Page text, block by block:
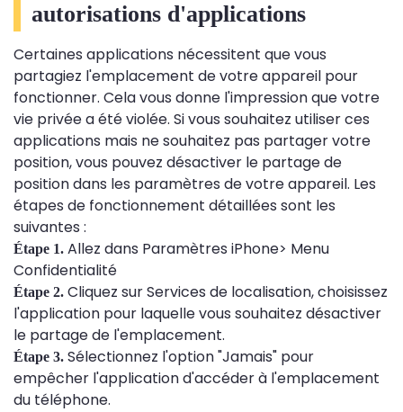
autorisations d'applications
Certaines applications nécessitent que vous
partagiez l'emplacement de votre appareil pour
fonctionner. Cela vous donne l'impression que votre
vie privée a été violée. Si vous souhaitez utiliser ces
applications mais ne souhaitez pas partager votre
position, vous pouvez désactiver le partage de
position dans les paramètres de votre appareil. Les
étapes de fonctionnement détaillées sont les
suivantes :
Étape 1. Allez dans Paramètres iPhone> Menu
Confidentialité
Étape 2. Cliquez sur Services de localisation, choisissez
l'application pour laquelle vous souhaitez désactiver
le partage de l'emplacement.
Étape 3. Sélectionnez l'option "Jamais" pour
empêcher l'application d'accéder à l'emplacement
du téléphone.